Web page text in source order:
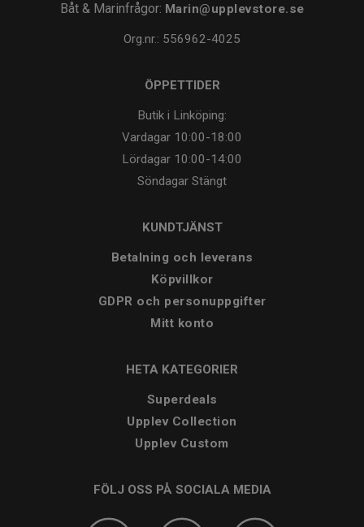
Båt & Marinfrågor: Marin@upplevstore.se
Org.nr.: 556962-4025
ÖPPETTIDER
Butik i Linköping:
Vardagar 10:00-18:00
Lördagar 10:00-14:00
Söndagar Stängt
KUNDTJÄNST
Betalning och leverans
Köpvillkor
GDPR och personuppgifter
Mitt konto
HETA KATEGORIER
Superdeals
Upplev Collection
Upplev Custom
FÖLJ OSS PÅ SOCIALA MEDIA